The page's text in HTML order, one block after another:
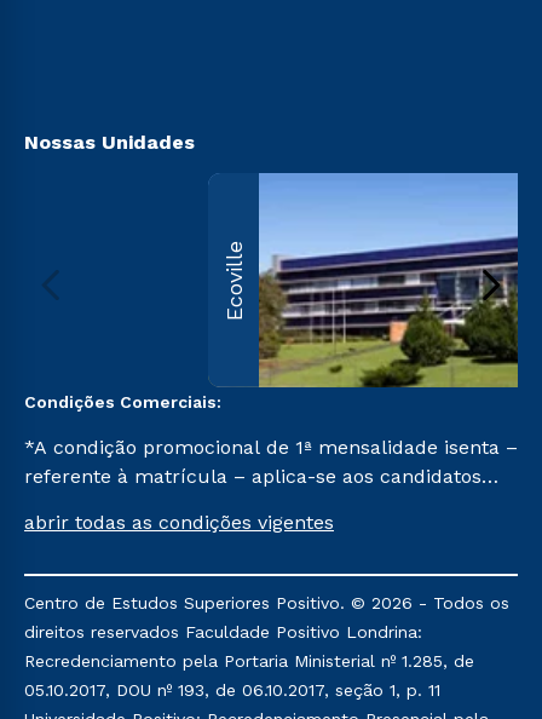
Nossas Unidades
Ecoville
Condições Comerciais:
*A condição promocional de 1ª mensalidade isenta –
referente à matrícula – aplica-se aos candidatos
na prova on-line ou agendada, que ofertam bolsas
semestre vigente, que ainda não tenham efetivado
e/ou não tenham cancelado ou trancado sua
matrícula em uma das Instituições da Cruzeiro do
Sul Educacional, no período de um ano. Tais
condições não se aplicam aos cursos de Medicina, e
abrir todas as condições vigentes
Centro de Estudos Superiores Positivo. © 2026 - Todos os
direitos reservados Faculdade Positivo Londrina:
Recredenciamento pela Portaria Ministerial nº 1.285, de
05.10.2017, DOU nº 193, de 06.10.2017, seção 1, p. 11